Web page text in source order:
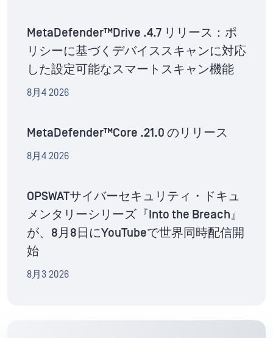
MetaDefender™Drive .4.7 リリース：ポ
リシーに基づくデバイススキャンに対応
した設定可能なスマートスキャン機能
8月4 2026
MetaDefender™Core .21.0 のリリース
8月4 2026
OPSWATサイバーセキュリティ・ドキュ
メンタリーシリーズ『Into the Breach』
が、8月8日にYouTubeで世界同時配信開
始
8月3 2026